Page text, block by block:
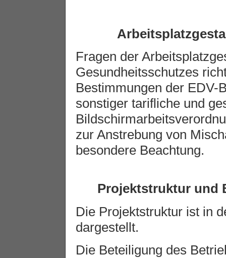
Fragen der
Gesundheitsschutzes
Bestimmungen der EDV-
sonstiger tarifliche und
zur Anstrebung von
besondere Beachtung.
Projektstruktur und
Die Projektstruktur ist in
dargestellt.
Die Beteiligung des